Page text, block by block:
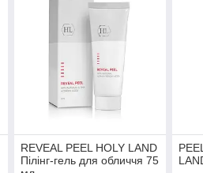
REVEAL PEEL HOLY LAND
Пілінг-гель для обличчя 75